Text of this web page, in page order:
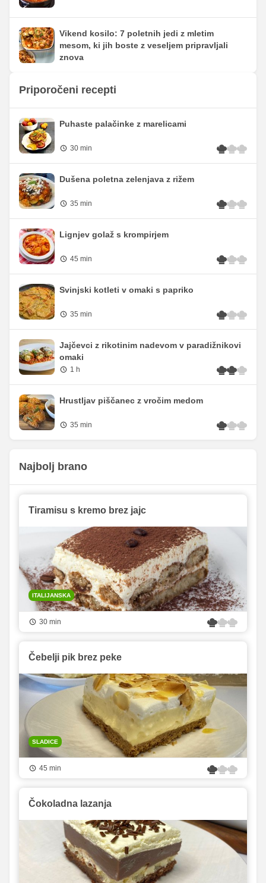
Vikend kosilo: 7 poletnih jedi z mletim
mesom, ki jih boste z veseljem pripravljali
znova
Priporočeni recepti
Puhaste palačinke z marelicami
30 min
Dušena poletna zelenjava z rižem
35 min
Lignjev golaž s krompirjem
45 min
Svinjski kotleti v omaki s papriko
35 min
Jajčevci z rikotinim nadevom v paradižnikovi
omaki
1 h
Hrustljav piščanec z vročim medom
35 min
Najbolj brano
Tiramisu s kremo brez jajc
ITALIJANSKA
30 min
Čebelji pik brez peke
SLADICE
45 min
Čokoladna lazanja